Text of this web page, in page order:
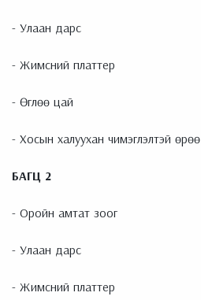
- Улаан дарс
- Жимсний платтер
- Өглөө цай
- Хосын халуухан чимэглэлтэй өрөө
БАГЦ 2
- Оройн амтат зоог
- Улаан дарс
- Жимсний платтер